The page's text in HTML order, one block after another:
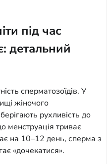
під час
детальний
сперматозоїдів. У
жіночого
рухливість до
менструація триває
на 10–12 день, сперма з
«дочекатися».